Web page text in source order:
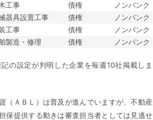
工事 債権
ノンバンク
器具設置工事 債権
ノンバンク
工事 債権
ノンバンク
製造・修理 債権 ノンバンク
の設定が判明した企業を毎週10社掲載しま
（ＡＢＬ）は普及が進んでいますが、不動産
保提供する動きは審査担当者としては見逃せ